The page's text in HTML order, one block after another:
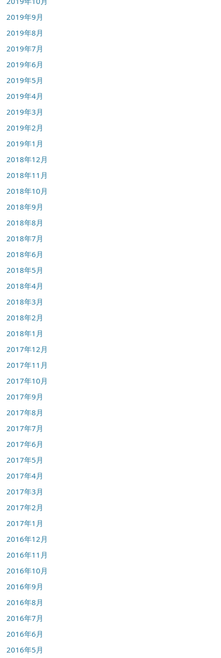
2019年9月
2019年8月
2019年7月
2019年6月
2019年5月
2019年4月
2019年3月
2019年2月
2019年1月
2018年12月
2018年11月
2018年10月
2018年9月
2018年8月
2018年7月
2018年6月
2018年5月
2018年4月
2018年3月
2018年2月
2018年1月
2017年12月
2017年11月
2017年10月
2017年9月
2017年8月
2017年7月
2017年6月
2017年5月
2017年4月
2017年3月
2017年2月
2017年1月
2016年12月
2016年11月
2016年10月
2016年9月
2016年8月
2016年7月
2016年6月
2016年5月